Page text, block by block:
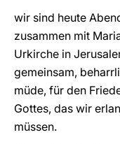
wir sind heute
zusammen mit
Urkirche in
gemeinsam,
müde, für den
Gottes, das wir
müssen.